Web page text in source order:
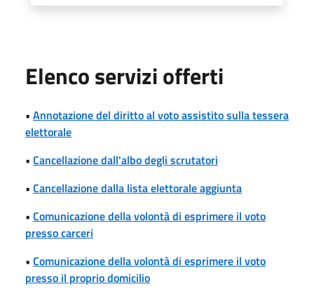
Elenco servizi offerti
• Annotazione del diritto al voto assistito sulla tessera
elettorale
• Cancellazione dall'albo degli scrutatori
• Cancellazione dalla lista elettorale aggiunta
• Comunicazione della volontà di esprimere il voto
presso carceri
• Comunicazione della volontà di esprimere il voto
presso il proprio domicilio